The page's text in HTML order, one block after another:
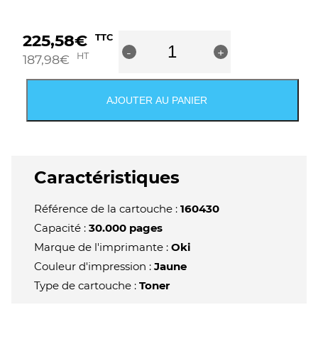
225,58€ TTC
187,98€ HT -
C823/C833/C843
Tambour
46438001
+
AJOUTER AU PANIER
Caractéristiques
Référence de la cartouche : 160430
Capacité : 30.000 pages
Marque de l'imprimante : Oki
Couleur d'impression : Jaune
Type de cartouche : Toner